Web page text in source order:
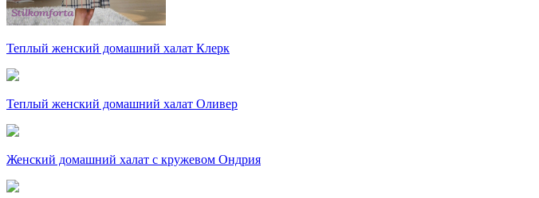
Теплый женский домашний халат Клерк
Теплый женский домашний халат Оливер
Женский домашний халат с кружевом Ондрия